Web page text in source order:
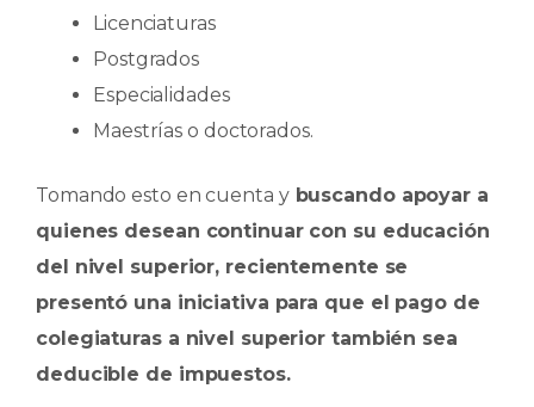
Licenciaturas
Postgrados
Especialidades
Maestrías o doctorados.
Tomando esto en cuenta ybuscando apoyar a
quienes desean continuar con su educación
del nivel superior, recientemente se
presentó una iniciativa para que el pago de
colegiaturas a nivel superior también sea
deducible de impuestos.